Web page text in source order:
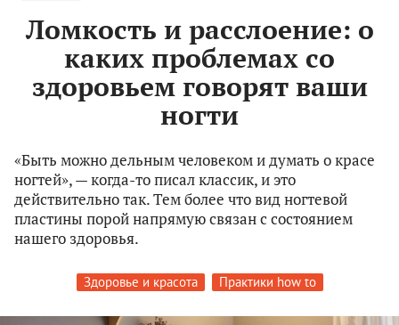
Ломкость и расслоение: о
каких проблемах со
здоровьем говорят ваши
ногти
«Быть можно дельным человеком и думать о красе
ногтей», — когда-то писал классик, и это
действительно так. Тем более что вид ногтевой
пластины порой напрямую связан с состоянием
нашего здоровья.
Здоровье и красота Практики how to